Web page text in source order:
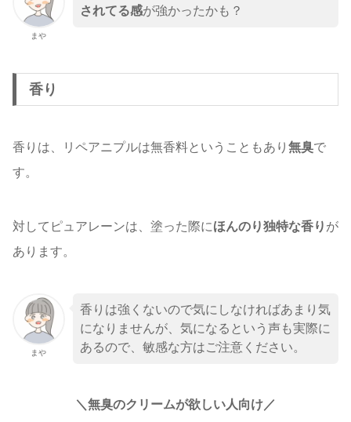
まや
されてる感が強かったかも？
香り
香りは、リペアニプルは無香料ということもあり 無臭で
す。
対してピュアレーンは、塗った際にほんのり独特な香り が
あります。
まや
香りは強くないので気にしなければあまり気
になりませんが、気になるという声も実際に
あるので、敏感な方はご注意ください。
＼無臭のクリームが欲しい人向け／